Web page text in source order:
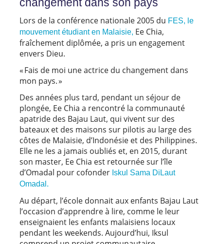
Lors de la conférence nationale 2005 du FES, le
mouvement étudiant en Malaisie, Ee Chia,
fraîchement diplômée, a pris un engagement
envers Dieu.
« Fais de moi une actrice du changement dans
mon pays. »
Des années plus tard, pendant un séjour de
plongée, Ee Chia a rencontré la communauté
apatride des Bajau Laut, qui vivent sur des
bateaux et des maisons sur pilotis au large des
côtes de Malaisie, d’Indonésie et des Philippines.
Elle ne les a jamais oubliés et, en 2015, durant
son master, Ee Chia est retournée sur l’île
d’Omadal pour cofonder Iskul Sama DiLaut
Omadal.
Au départ, l’école donnait aux enfants Bajau Laut
l’occasion d’apprendre à lire, comme le leur
enseignaient les enfants malaisiens locaux
pendant les weekends. Aujourd’hui, Iksul